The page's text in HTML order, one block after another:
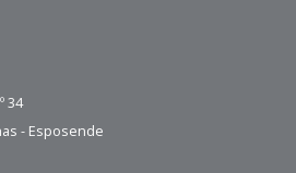
34
- Esposende